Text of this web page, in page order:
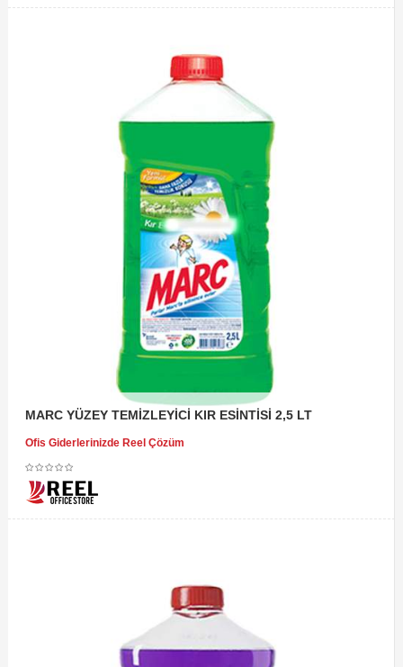
MARC YÜZEY TEMİZLEYİCİ KIR ESİNTİSİ 2,5 LT
Ofis Giderlerinizde Reel Çözüm